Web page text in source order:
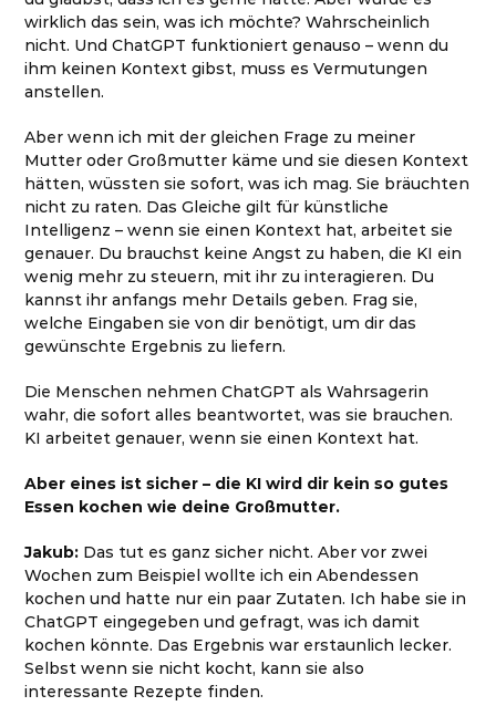
wirklich das sein, was ich möchte? Wahrscheinlich
nicht. Und ChatGPT funktioniert genauso – wenn du
ihm keinen Kontext gibst, muss es Vermutungen
anstellen.
Aber wenn ich mit der gleichen Frage zu meiner
Mutter oder Großmutter käme und sie diesen Kontext
hätten, wüssten sie sofort, was ich mag. Sie bräuchten
nicht zu raten. Das Gleiche gilt für künstliche
Intelligenz – wenn sie einen Kontext hat, arbeitet sie
genauer. Du brauchst keine Angst zu haben, die KI ein
wenig mehr zu steuern, mit ihr zu interagieren. Du
kannst ihr anfangs mehr Details geben. Frag sie,
welche Eingaben sie von dir benötigt, um dir das
gewünschte Ergebnis zu liefern.
Die Menschen nehmen ChatGPT als Wahrsagerin
wahr, die sofort alles beantwortet, was sie brauchen.
KI arbeitet genauer, wenn sie einen Kontext hat.
Aber eines ist sicher – die KI wird dir kein so gutes
Essen kochen wie deine Großmutter.
Jakub: Das tut es ganz sicher nicht. Aber vor zwei
Wochen zum Beispiel wollte ich ein Abendessen
kochen und hatte nur ein paar Zutaten. Ich habe sie in
ChatGPT eingegeben und gefragt, was ich damit
kochen könnte. Das Ergebnis war erstaunlich lecker.
Selbst wenn sie nicht kocht, kann sie also
interessante Rezepte finden.